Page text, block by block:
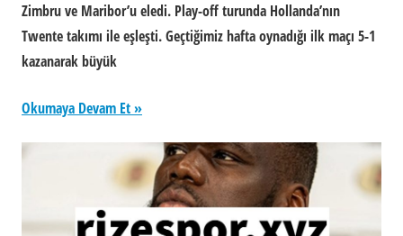
Zimbru ve Maribor’u eledi. Play-off turunda Hollanda’nın
Twente takımı ile eşleşti. Geçtiğimiz hafta oynadığı ilk maçı 5-1
kazanarak büyük
Okumaya Devam Et